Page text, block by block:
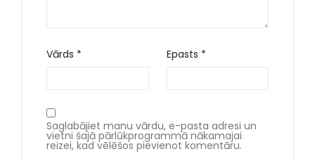
Vārds * Epasts *
Saglabājiet manu vārdu, e-pasta adresi un
vietni šajā pārlūkprogrammā nākamajai
reizei, kad vēlēšos pievienot komentāru.